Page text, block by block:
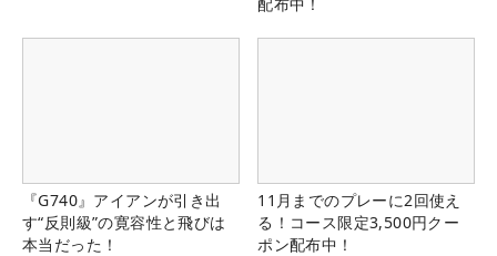
配布中！
『G740』アイアンが引き出
す“反則級”の寛容性と飛びは
本当だった！
11月までのプレーに2回使え
る！コース限定3,500円クー
ポン配布中！